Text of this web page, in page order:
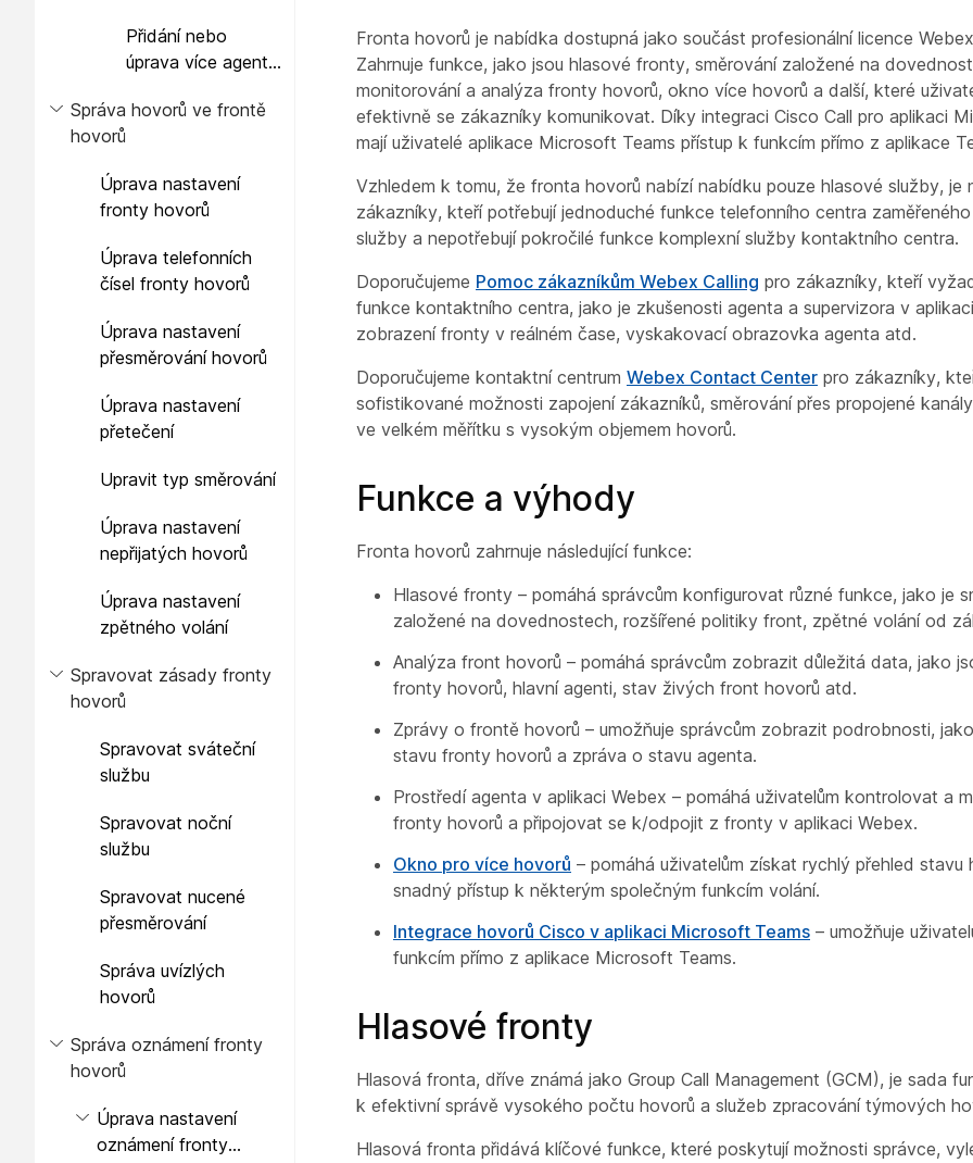
Přidání nebo
úprava více agentů
Správa hovorů ve frontě
hovorů
Úprava nastavení
fronty hovorů
Úprava telefonních
čísel fronty hovorů
Úprava nastavení
přesměrování hovorů
Úprava nastavení
přetečení
Upravit typ směrování
Úprava nastavení
nepřijatých hovorů
Úprava nastavení
zpětného volání
Spravovat zásady fronty
hovorů
Spravovat sváteční
službu
Spravovat noční
službu
Spravovat nucené
přesměrování
Správa uvízlých
hovorů
Správa oznámení fronty
hovorů
Úprava nastavení
oznámení fronty
Fronta hovorů je nabídka dostupná jako součást profesionální licence
Zahrnuje funkce, jako jsou hlasové fronty, směrování založené na
monitorování a analýza fronty hovorů, okno více hovorů a další, které
efektivně se zákazníky komunikovat. Díky integraci Cisco Call pro aplikaci
mají uživatelé aplikace Microsoft Teams přístup k funkcím přímo z aplikace
Vzhledem k tomu, že fronta hovorů nabízí nabídku pouze hlasové služby, je
zákazníky, kteří potřebují jednoduché funkce telefonního centra
služby a nepotřebují pokročilé funkce komplexní služby kontaktního centra.
Doporučujeme Pomoc zákazníkům Webex Calling pro zákazníky, kteří
funkce kontaktního centra, jako je zkušenosti agenta a supervizora v
zobrazení fronty v reálném čase, vyskakovací obrazovka agenta atd.
Doporučujeme kontaktní centrum Webex Contact Center pro zákazníky,
sofistikované možnosti zapojení zákazníků, směrování přes propojené
ve velkém měřítku s vysokým objemem hovorů.
Funkce a výhody
Fronta hovorů zahrnuje následující funkce:
Hlasové fronty – pomáhá správcům konfigurovat různé funkce, jako je
založené na dovednostech, rozšířené politiky front, zpětné volání od
Analýza front hovorů – pomáhá správcům zobrazit důležitá data, jako
fronty hovorů, hlavní agenti, stav živých front hovorů atd.
Zprávy o frontě hovorů – umožňuje správcům zobrazit podrobnosti,
stavu fronty hovorů a zpráva o stavu agenta.
Prostředí agenta v aplikaci Webex – pomáhá uživatelům kontrolovat a
fronty hovorů a připojovat se k/odpojit z fronty v aplikaci Webex.
Okno pro více hovorů – pomáhá uživatelům získat rychlý přehled stavu
snadný přístup k některým společným funkcím volání.
Integrace hovorů Cisco v aplikaci Microsoft Teams – umožňuje
funkcím přímo z aplikace Microsoft Teams.
Hlasové fronty
Hlasová fronta, dříve známá jako Group Call Management (GCM), je sada
k efektivní správě vysokého počtu hovorů a služeb zpracování týmových
Hlasová fronta přidává klíčové funkce, které poskytují možnosti správce,